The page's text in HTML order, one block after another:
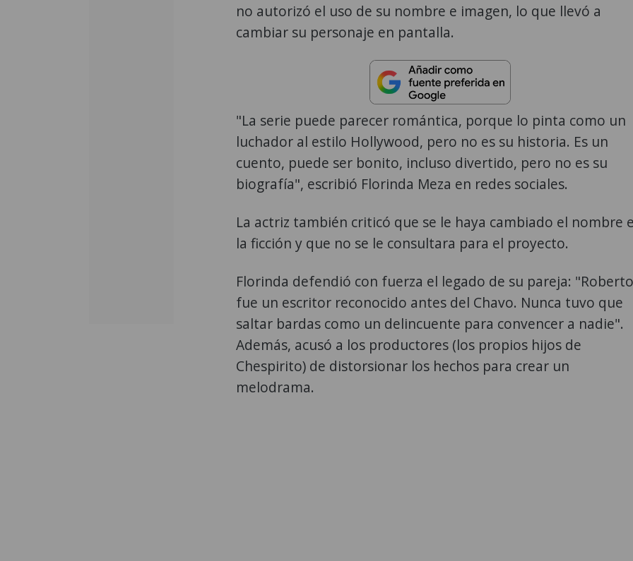
no autorizó el uso de su nombre e imagen, lo que llevó a
cambiar su personaje en pantalla.
"La serie puede parecer romántica, porque lo pinta como un
luchador al estilo Hollywood, pero no es su historia. Es un
cuento, puede ser bonito, incluso divertido, pero no es su
biografía", escribió Florinda Meza en redes sociales.
La actriz también criticó que se le haya cambiado el nombre
la ficción y que no se le consultara para el proyecto.
Florinda defendió con fuerza el legado de su pareja: "Roberto
fue un escritor reconocido antes del Chavo. Nunca tuvo que
saltar bardas como un delincuente para convencer a nadie".
Además, acusó a los productores (los propios hijos de
Chespirito) de distorsionar los hechos para crear un
melodrama.